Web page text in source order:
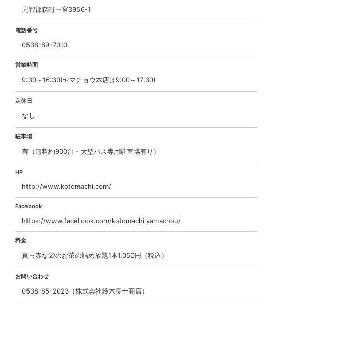
周智郡森町一宮3956-1
電話番号
0538-89-7010
営業時間
9:30～16:30(ヤマチョウ本店は9:00～17:30)
定休日
なし
駐車場
有（無料約900台・大型バス専用駐車場有り）
HP
http://www.kotomachi.com/
Facebook
https://www.facebook.com/kotomachi.yamachou/
料金
真っ赤な袋のお茶の詰め放題1本1,050円（税込）
お問い合わせ
0538-85-2023（株式会社鈴木長十商店）